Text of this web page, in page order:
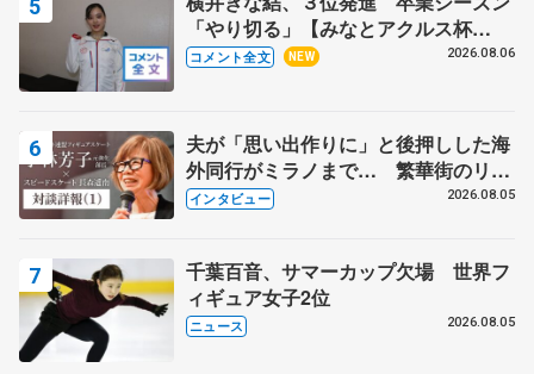
「やり切る」【みなとアクルス杯
SP】
コメント全文 NEW 2026.08.06
夫が「思い出作りに」と後押しした海
外同行がミラノまで… 繁華街のリン
クでは不良のお兄さんも味方に 小林
インタビュー 2026.08.05
千葉百音、サマーカップ欠場 世界フ
ィギュア女子2位
ニュース 2026.08.05